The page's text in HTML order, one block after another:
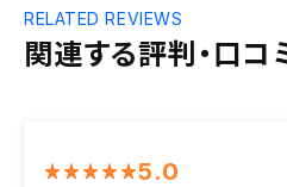
関連する評判・口コ
RELATED REVIEWS
5.0